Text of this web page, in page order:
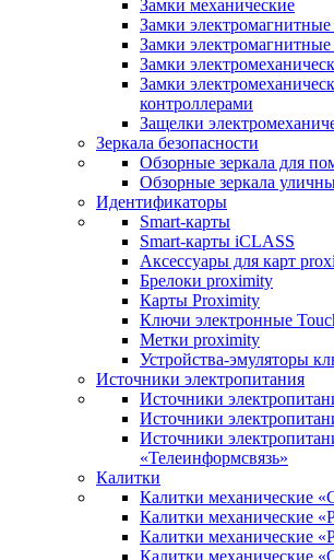
Замки механические
Замки электромагнитные
Замки электромагнитные
Замки
Замки
контроллерами
Защелки
Зеркала безопасности
Обзорные зеркала для
Обзорные зеркала
Идентификаторы
Smart-карты
Smart-карты iCLASS
Аксессуары для карт
Брелоки proximity
Карты Proximity
Ключи электронные
Метки proximity
Устройства-эмуляторы
Источники электропитания
Источники
Источники
Источники
«Телеинформсвязь»
Калитки
Калитки механические
Калитки механические
Калитки механические
Калитки механические